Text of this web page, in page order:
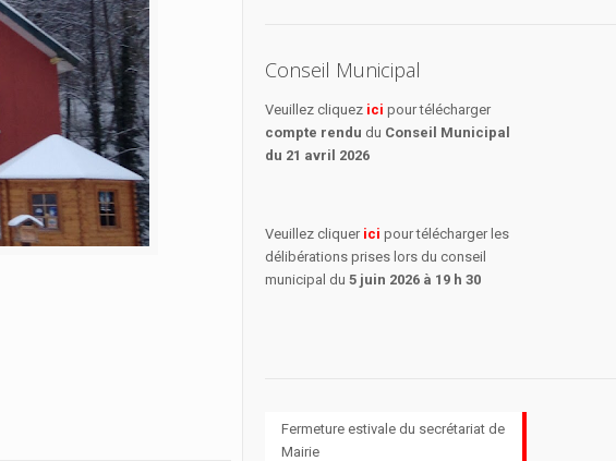
Conseil Municipal
Veuillez cliquez ici pour télécharger
compte rendu du Conseil Municipal
du 21 avril 2026
Veuillez cliquer ici pour télécharger les
délibérations prises lors du conseil
municipal du5 juin 2026 à 19 h 30
Fermeture estivale du secrétariat de
Mairie